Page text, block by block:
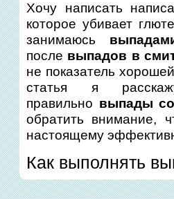
Хочу написать
которое убивает
занимаюсь
после выпадов в
не показатель
статья я
правильно выпады
обратить внимание,
настоящему
Как выполнять